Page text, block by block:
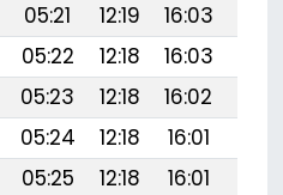
05:21 12:19 16:03
05:22 12:18 16:03
05:23 12:18 16:02
05:24 12:18 16:01
05:25 12:18 16:01